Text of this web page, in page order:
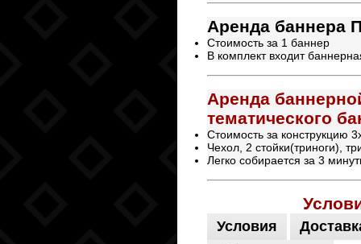
Аренда баннера
Стоимость за 1 баннер
В комплект входит
Аренда
тематического
Стоимость за конструкцию
Чехол, 2 стойки(триноги),
Легко собирается за 3
Условия